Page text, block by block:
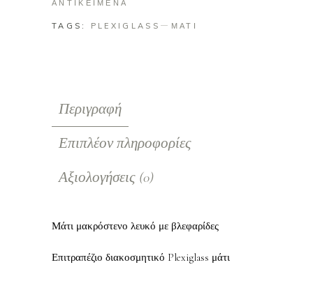
ΑΝΤΙΚΕΙΜΕΝΑ
TAGS: PLEXIGLASS ΜΑΤΙ
Περιγραφή
Επιπλέον πληροφορίες
Αξιολογήσεις (0)
Μάτι μακρόστενο λευκό με βλεφαρίδες
Επιτραπέζιο διακοσμητικό Plexiglass μάτι